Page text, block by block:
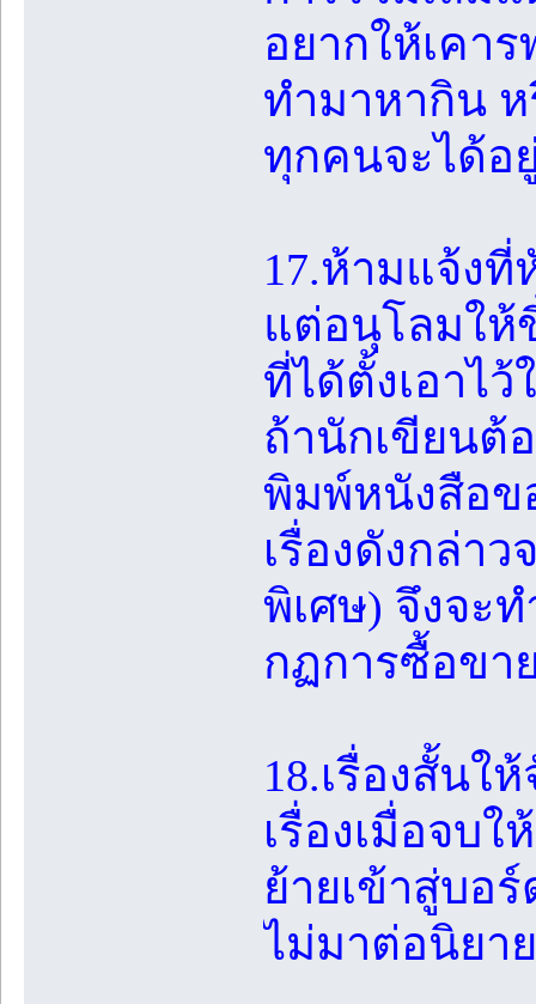
อยากให้เคา
ทำมาหากิน
ทุกคนจะได้อ
17.ห้ามแจ้งที่
แต่อนุโลมให้
ที่ได้ตั้งเอาไ
ถ้านักเขียนต้
พิมพ์หนังสือข
เรื่องดังกล่า
พิเศษ) จึงจะ
กฏการซื้อขา
18.เรื่องสั้นใ
เรื่องเมื่อจบ
ย้ายเข้าสู่บอ
ไม่มาต่อนิยา